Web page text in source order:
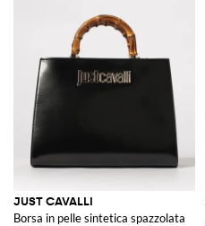
JUST CAVALLI
Borsa in pelle sintetica spazzolata